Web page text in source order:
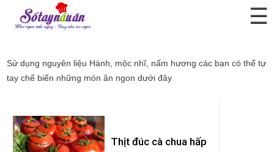
☰
Hành, mộc nhĩ, nấm hương
Sử dụng nguyên liệu Hành, mộc nhĩ, nấm hương các bạn có thể tự
tay chế biến những món ăn ngon dưới đây
Thịt đúc cà chua hấp